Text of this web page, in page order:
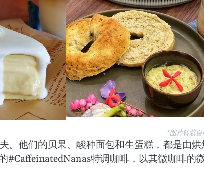
*图片转载自
。他们的贝果、酸种面包和生蛋糕，都是由烘
#CaffeinatedNanas特调咖啡，以其微咖啡的